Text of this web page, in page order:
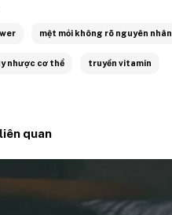
mệt mỏi không rõ nguyên nhân
nhược cơ thể truyền vitamin
quan